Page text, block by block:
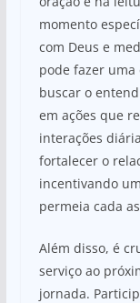
momento
com Deus e
pode fazer
buscar o
em ações que
interações
fortalecer o
incentivando
permeia cada
Além disso, é
serviço ao
jornada.